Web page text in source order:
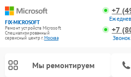
FIX-MICROSOFT
Ремонт устройств Microsoft
Специализированный
cервисный центр г.Москва
+7
+7
Мы ремонтируем